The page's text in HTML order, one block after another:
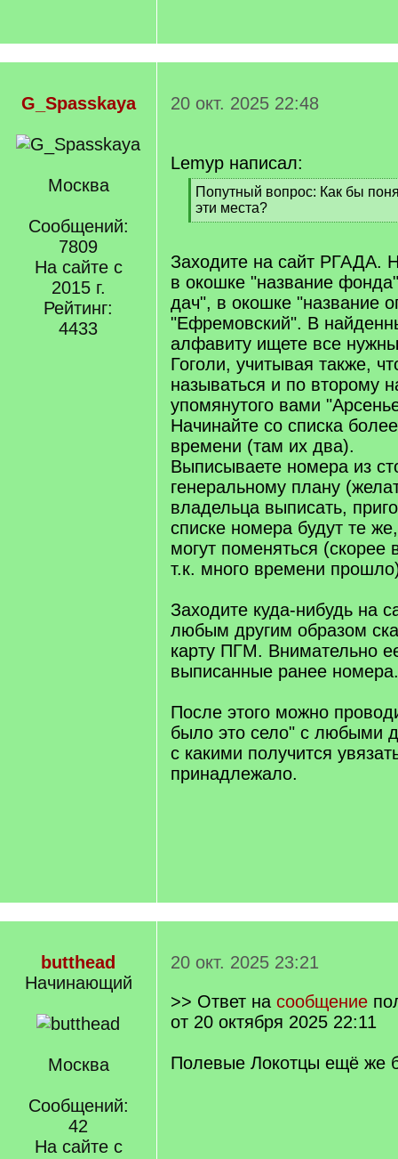
G_Spasskaya
Москва
Сообщений:
7809
На сайте с
2015 г.
Рейтинг:
4433
20 окт. 2025 22:48
Lemyp написал:
[
q
]
Попутный вопрос: Как бы
эти места?
[
q
]
Заходите на сайт РГАДА.
в окошке "название
дач", в окошке "название
"Ефремовский". В
алфавиту ищете все
Гоголи, учитывая также,
называться и по второму
упомянутого вами
Начинайте со списка
времени (там их два).
Выписываете номера из
генеральному плану
владельца выписать,
списке номера будут те
могут поменяться (скорее
т.к. много времени
Заходите куда-нибудь на
любым другим образом
карту ПГМ. Внимательно
выписанные ранее номера.
После этого можно
было это село" с любыми
с какими получится
принадлежало.
butthead
Начинающий
Москва
Сообщений:
42
На сайте с
20 окт. 2025 23:21
>> Ответ на сообщение
от 20 октября 2025 22:11
Полевые Локотцы ещё же